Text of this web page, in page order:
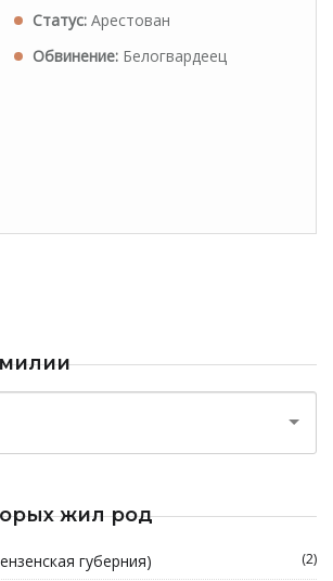
Статус: Арестован
Обвинение: Белогвардеец
жил род
губерния) (2)